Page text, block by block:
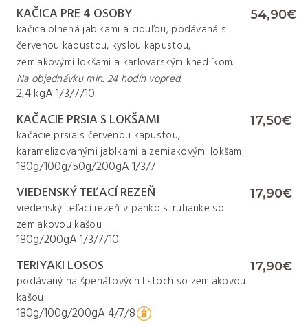
KAČICA PRE 4 OSOBY
kačica plnená jablkami a cibuľou, podávaná s
červenou kapustou, kyslou kapustou,
zemiakovými lokšami a karlovarským knedlíkom.
Na objednávku min. 24 hodín vopred.
2,4 kgA1/3/7/10
54,90€
KAČACIE PRSIA S LOKŠAMI
kačacie prsia s červenou kapustou,
karamelizovanými jablkami a zemiakovými lokšami
180g/100g/50g/200gA1/3/7
17,50€
VIEDENSKÝ TEĽACÍ REZEŇ
viedenský teľací rezeň v panko strúhanke so
zemiakovou kašou
180g/200gA1/3/7/10
17,90€
TERIYAKI LOSOS
podávaný na špenátových listoch so zemiakovou
kašou
180g/100g/200gA4/7/8
17,90€